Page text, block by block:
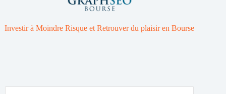
Investir à Moindre Risque et Retrouver du plaisir en Bourse